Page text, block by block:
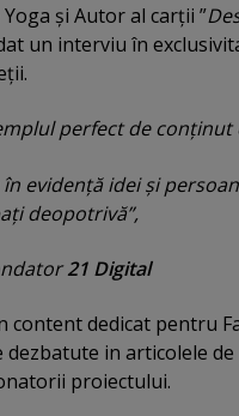
şi Autor al carţii ”
un interviu în
perfect de conţinut
în evidenţă idei şi
deopotrivă”,
21 Digital
content dedicat pentru
in articolele
proiectului.